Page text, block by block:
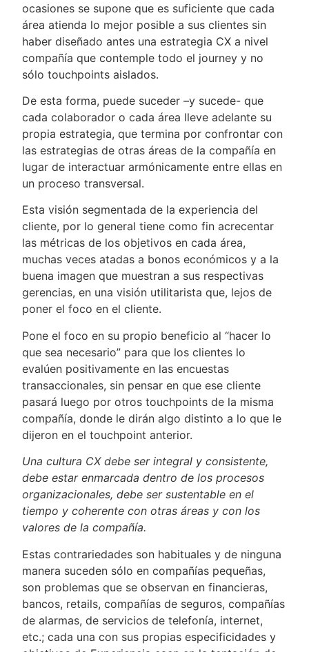
ocasiones se supone que es suficiente que cada
área atienda lo mejor posible a sus clientes sin
haber diseñado antes una estrategia CX a nivel
compañía que contemple todo el journey y no
sólo touchpoints aislados.
De esta forma, puede suceder –y sucede- que
cada colaborador o cada área lleve adelante su
propia estrategia, que termina por confrontar con
las estrategias de otras áreas de la compañía en
lugar de interactuar armónicamente entre ellas en
un proceso transversal.
Esta visión segmentada de la experiencia del
cliente, por lo general tiene como fin acrecentar
las métricas de los objetivos en cada área,
muchas veces atadas a bonos económicos y a la
buena imagen que muestran a sus respectivas
gerencias, en una visión utilitarista que, lejos de
poner el foco en el cliente.
Pone el foco en su propio beneficio al “hacer lo
que sea necesario” para que los clientes lo
evalúen positivamente en las encuestas
transaccionales, sin pensar en que ese cliente
pasará luego por otros touchpoints de la misma
compañía, donde le dirán algo distinto a lo que le
dijeron en el touchpoint anterior.
Una cultura CX debe ser integral y consistente,
debe estar enmarcada dentro de los procesos
organizacionales, debe ser sustentable en el
tiempo y coherente con otras áreas y con los
valores de la compañía.
Estas contrariedades son habituales y de ninguna
manera suceden sólo en compañías pequeñas,
son problemas que se observan en financieras,
bancos, retails, compañías de seguros, compañías
de alarmas, de servicios de telefonía, internet,
etc.; cada una con sus propias especificidades y